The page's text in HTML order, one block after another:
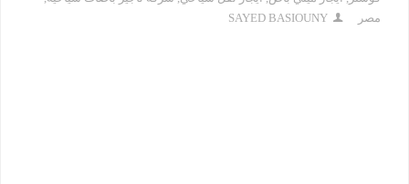
مصر
SAYED BASIOUNY